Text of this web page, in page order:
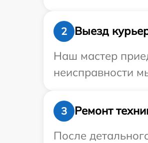
2
Выезд
Наш мастер
неисправности
3
Ремонт
После